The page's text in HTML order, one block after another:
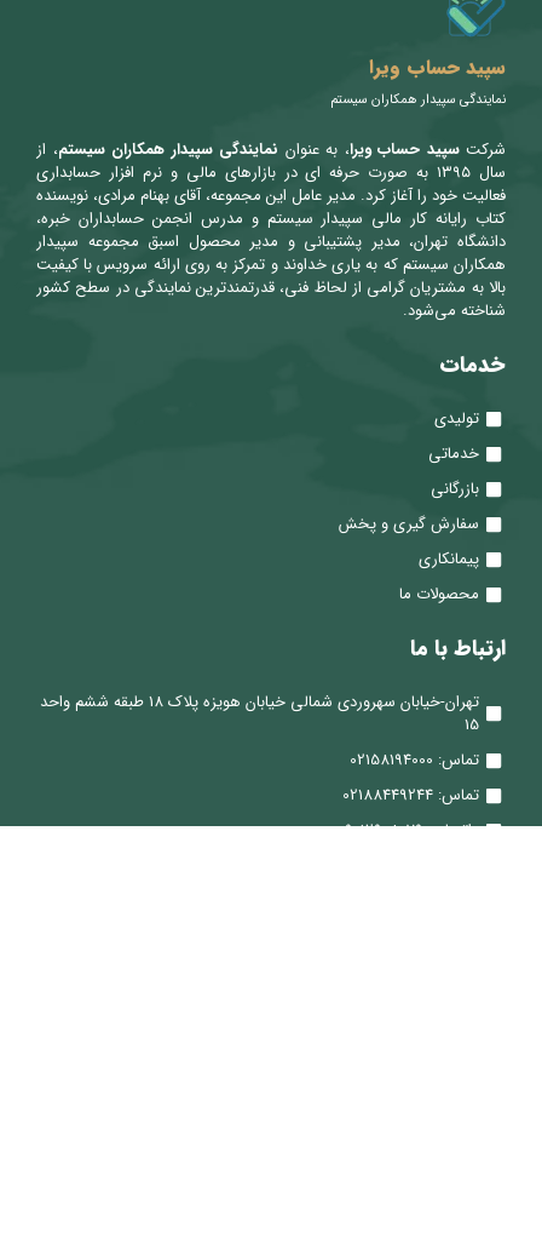
سپید حساب ویرا
نمایندگی سپیدار همکاران سیستم
شرکتسپید حساب ویرا، به عنوان نمایندگی سپیدار همکاران سیستم، از
سال ۱۳۹۵ به صورت حرفه ای در بازارهای مالی و نرم افزار حسابداری
فعالیت خود را آغاز کرد. مدیر عامل این مجموعه، آقای بهنام مرادی، نویسنده
کتاب رایانه کار مالی سپیدار سیستم و مدرس انجمن حسابداران خبره،
دانشگاه تهران، مدیر پشتیبانی و مدیر محصول اسبق مجموعه سپیدار
همکاران سیستم که به یاری خداوند و تمرکز به روی ارائه سرویس با کیفیت
بالا به مشتریان گرامی از لحاظ فنی، قدرتمندترین نمایندگی در سطح کشور
شناخته می‌شود.
خدمات
تولیدی
خدماتی
بازرگانی
سفارش گیری و پخش
پیمانکاری
محصولات ما
ارتباط با ما
تهران-خیابان سهروردی شمالی خیابان هویزه پلاک 18 طبقه ششم واحد
15
تماس: 02158194000
تماس: 02188449244
واتساپ: 09012908079